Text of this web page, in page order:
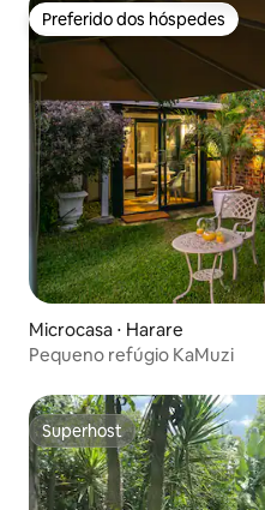
Preferido dos hóspedes
Preferido dos hóspedes
Microcasa ⋅ Harare
Pequeno refúgio KaMuzi
Superhost
Superhost